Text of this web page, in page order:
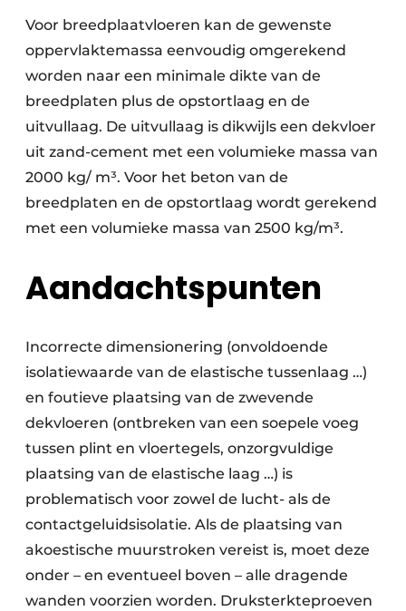
Voor breedplaatvloeren kan de gewenste
oppervlaktemassa eenvoudig omgerekend
worden naar een minimale dikte van de
breedplaten plus de opstortlaag en de
uitvullaag. De uitvullaag is dikwijls een dekvloer
uit zand-cement met een volumieke massa van
2000 kg/ m³. Voor het beton van de
breedplaten en de opstortlaag wordt gerekend
met een volumieke massa van 2500 kg/m³.
Aandachtspunten
Incorrecte dimensionering (onvoldoende
isolatiewaarde van de elastische tussenlaag …)
en foutieve plaatsing van de zwevende
dekvloeren (ontbreken van een soepele voeg
tussen plint en vloertegels, onzorgvuldige
plaatsing van de elastische laag …) is
problematisch voor zowel de lucht- als de
contactgeluidsisolatie. Als de plaatsing van
akoestische muurstroken vereist is, moet deze
onder – en eventueel boven – alle dragende
wanden voorzien worden. Druksterkteproeven